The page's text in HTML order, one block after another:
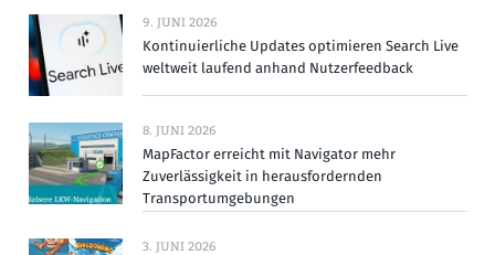
9. JUNI 2026
Kontinuierliche Updates optimieren Search Live
weltweit laufend anhand Nutzerfeedback
8. JUNI 2026
MapFactor erreicht mit Navigator mehr
Zuverlässigkeit in herausfordernden
Transportumgebungen
3. JUNI 2026